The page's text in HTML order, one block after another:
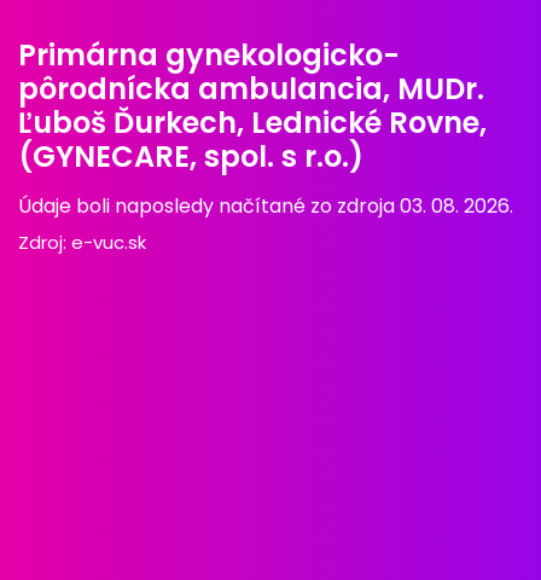
Primárna gynekologicko-
pôrodnícka ambulancia, MUDr.
Ľuboš Ďurkech, Lednické Rovne,
(GYNECARE, spol. s r.o.)
Údaje boli naposledy načítané zo zdroja 03. 08. 2026.
Zdroj: e-vuc.sk